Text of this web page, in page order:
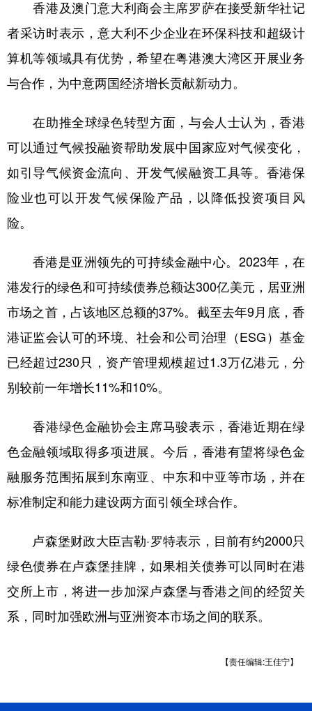
香港及澳门意大利商会主席罗萨在接受新华社记
者采访时表示，意大利不少企业在环保科技和超级计
算机等领域具有优势，希望在粤港澳大湾区开展业务
与合作，为中意两国经济增长贡献新动力。
在助推全球绿色转型方面，与会人士认为，香港
可以通过气候投融资帮助发展中国家应对气候变化，
如引导气候资金流向、开发气候融资工具等。香港保
险业也可以开发气候保险产品，以降低投资项目风
险。
香港是亚洲领先的可持续金融中心。2023年，在
港发行的绿色和可持续债券总额达300亿美元，居亚洲
市场之首，占该地区总额的37%。截至去年9月底，香
港证监会认可的环境、社会和公司治理（ESG）基金
已经超过230只，资产管理规模超过1.3万亿港元，分
别较前一年增长11%和10%。
香港绿色金融协会主席马骏表示，香港近期在绿
色金融领域取得多项进展。今后，香港有望将绿色金
融服务范围拓展到东南亚、中东和中亚等市场，并在
标准制定和能力建设两方面引领全球合作。
卢森堡财政大臣吉勒·罗特表示，目前有约2000只
绿色债券在卢森堡挂牌，如果相关债券可以同时在港
交所上市，将进一步加深卢森堡与香港之间的经贸关
系，同时加强欧洲与亚洲资本市场之间的联系。
【责任编辑:王佳宁】